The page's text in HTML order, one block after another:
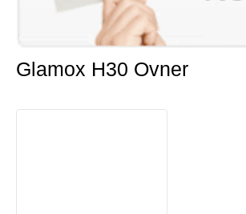
Glamox H30 Ovner